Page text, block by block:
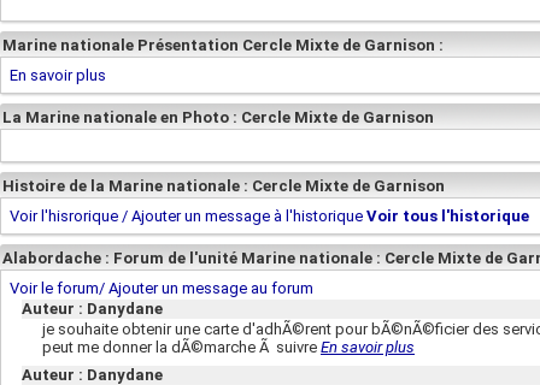
Marine nationale Présentation Cercle Mixte de Garnison :
En savoir plus
La Marine nationale en Photo : Cercle Mixte de Garnison
Histoire de la Marine nationale : Cercle Mixte de Garnison
Voir l'hisrorique / Ajouter un message à l'historique Voir tous l'historique
Alabordache : Forum de l'unité Marine nationale : Cercle Mixte de
Voir le forum/ Ajouter un message au forum
Auteur : Danydane
je souhaite obtenir une carte d'adhÃ©rent pour bÃ©nÃ©ficier des
peut me donner la dÃ©marche Ã suivre En savoir plus
Auteur : Danydane